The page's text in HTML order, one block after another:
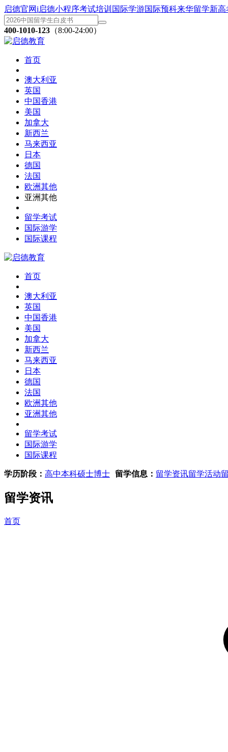
启德官网i启德小程序考试培训 国际学游国际预科来华留学新高
400-1010-123 （8:00-24:00）
首页
澳大利亚
英国
中国香港
美国
加拿大
新西兰
马来西亚
日本
德国
法国
欧洲其他
亚洲其他
留学考试
国际游学
国际课程
首页
澳大利亚
英国
中国香港
美国
加拿大
新西兰
马来西亚
日本
德国
法国
欧洲其他
亚洲其他
留学考试
国际游学
国际课程
学历阶段： 高中本科硕士博士 留学信息： 留学资讯留学活动
留学资讯
首页